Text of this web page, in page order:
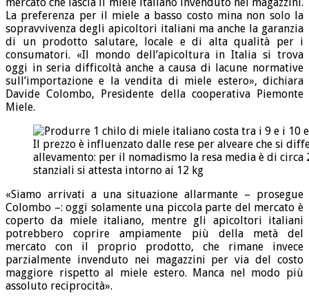
La preferenza per il miele a basso costo mina non solo la
sopravvivenza degli apicoltori italiani ma anche la garanzia
di un prodotto salutare, locale e di alta qualità per i
consumatori. «Il mondo dell’apicoltura in Italia si trova
oggi in seria difficoltà anche a causa di lacune normative
sull’importazione e la vendita di miele estero», dichiara
Davide Colombo, Presidente della cooperativa Piemonte
Miele.
Il prezzo è influenzato dalle rese per alveare che si
allevamento: per il nomadismo la resa media è di
stanziali si attesta intorno ai 12 kg
«Siamo arrivati a una situazione allarmante – prosegue
Colombo –: oggi solamente una piccola parte del mercato è
coperto da miele italiano, mentre gli apicoltori italiani
potrebbero coprire ampiamente più della metà del
mercato con il proprio prodotto, che rimane invece
parzialmente invenduto nei magazzini per via del costo
maggiore rispetto al miele estero. Manca nel modo più
assoluto reciprocità».